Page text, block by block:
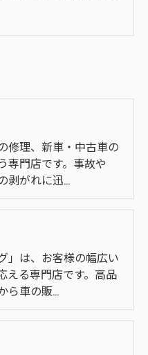
修理、新車・中古車の
専門店です。事故や
剥がれに迅…
グ」は、お客様の幅広い
える専門店です。高品
ら車の販…